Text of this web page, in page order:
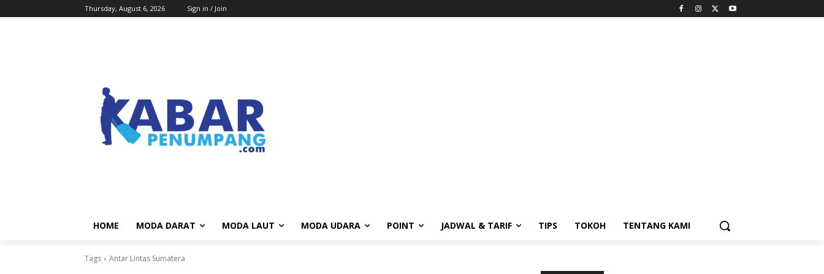
Thursday, August 6, 2026 Sign in / Join
HOME MODA DARAT MODA LAUT MODA UDARA POINT JADWAL & TARIF TIPS TOKOH TENTANG KAMI
Tags Antar Lintas Sumatera